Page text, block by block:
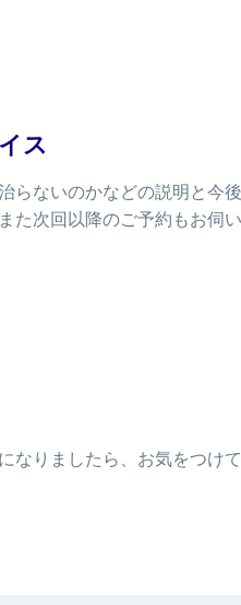
ス
らないのかなどの説明と今
た次回以降のご予約もお伺い
なりましたら、お気をつけ